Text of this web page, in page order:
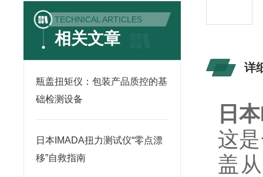
TECHNICAL ARTICLES
相关文章
瓶盖扭矩仪：包装产品质控的基
础检测设备
日本IMADA扭力测试仪“零点漂
移”自救指南
详
日
这
盖